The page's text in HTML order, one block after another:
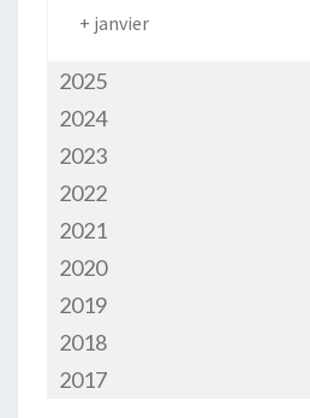
+ janvier
2025
2024
2023
2022
2021
2020
2019
2018
2017